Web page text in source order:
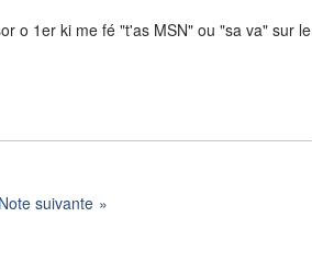
o 1er ki me fé "t'as MSN" ou "sa va" sur le
Note suivante